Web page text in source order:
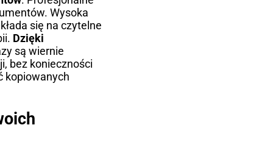
Wysoka
się na czytelne
Dzięki
są wiernie
bez konieczności
kopiowanych